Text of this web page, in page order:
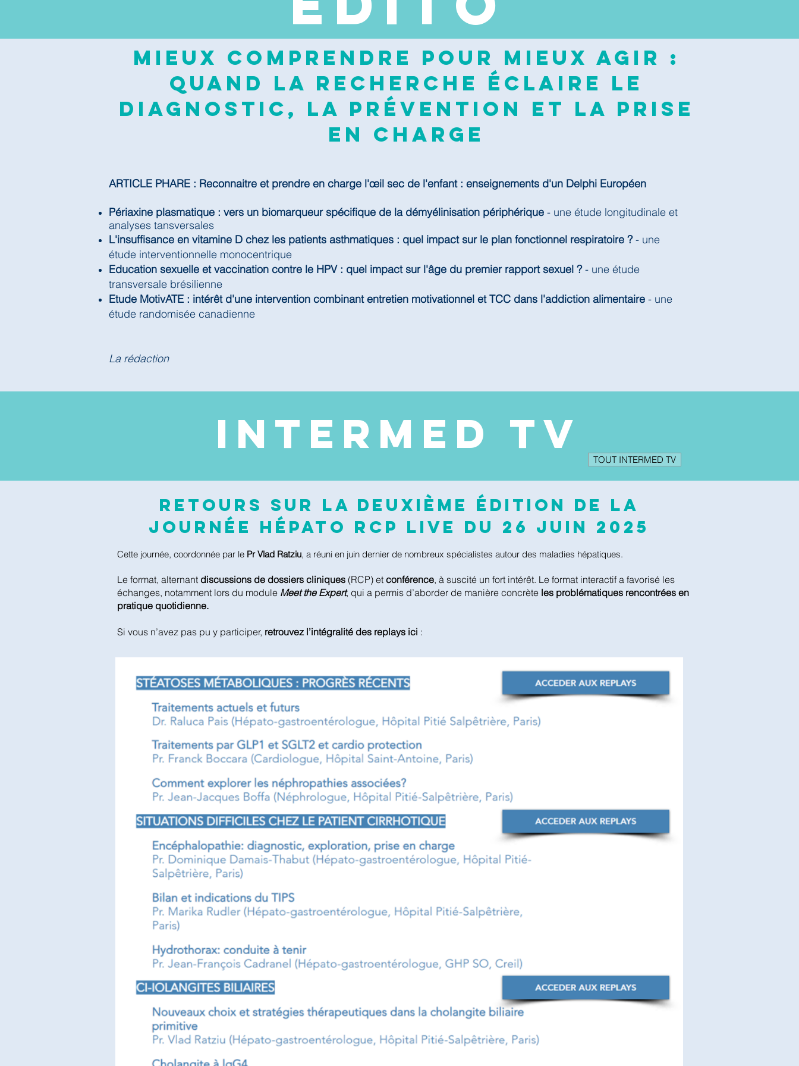
Mieux comprendre pour mieux agir :
quand la recherche éclaire le
diagnostic, la prévention et la prise
en charge
ARTICLE PHARE : Reconnaitre et prendre en charge l'œil sec de l'enfant : enseignements d'un Delphi Européen
Périaxine plasmatique : vers un biomarqueur spécifique de la démyélinisation périphérique - une étude longitudinale et
analyses tansversales
L'insuffisance en vitamine D chez les patients asthmatiques : quel impact sur le plan fonctionnel respiratoire ?- une
étude interventionnelle monocentrique
Education sexuelle et vaccination contre le HPV : quel impact sur l'âge du premier rapport sexuel ?- une étude
transversale brésilienne
Etude MotivATE : intérêt d'une intervention combinant entretien motivationnel et TCC dans l'addiction alimentaire - une
étude randomisée canadienne
La rédaction
INTERMED TV
TOUT INTERMED TV
Cette journée, coordonnée par le Pr Vlad Ratziu, a réuni en juin dernier de nombreux spécialistes autour des maladies hépatiques.
Le format, alternant discussions de dossiers cliniques (RCP) et conférence, à suscité un fort intérêt. Le format interactif a favorisé les
échanges, notamment lors du module Meet the Expert, qui a permis d’aborder de manière concrète les problématiques rencontrées en
pratique quotidienne.
Si vous n’avez pas pu y participer, retrouvez l’intégralité des replays ici :
Retours sur la deuxième édition de la
journée Hépato RCP Live du 26 juin 2025